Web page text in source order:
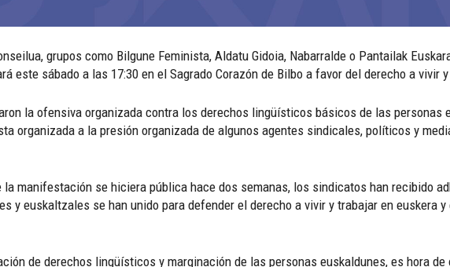
grupos como Bilgune Feminista, Aldatu Gidoia, Nabarralde o Pantailak
este sábado a las 17:30 en el Sagrado Corazón de Bilbo a favor del derecho a vivir
la ofensiva organizada contra los derechos lingüísticos básicos de las personas
organizada a la presión organizada de algunos agentes sindicales, políticos y
la manifestación se hiciera pública hace dos semanas, los sindicatos han recibido
y euskaltzales se han unido para defender el derecho a vivir y trabajar en euskera
de derechos lingüísticos y marginación de las personas euskaldunes, es hora